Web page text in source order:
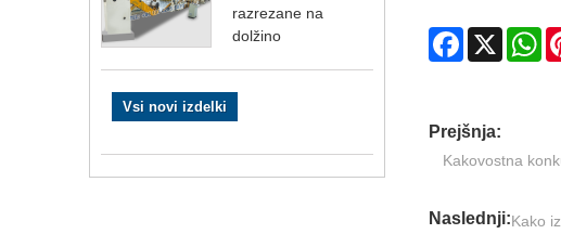
razrezane na
dolžino
Vsi novi izdelki
Facebook
X
Prejšnja:
Kakovostna
Naslednji:Kako